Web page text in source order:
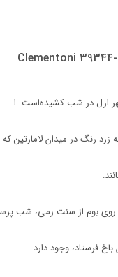
Clementoni
ارل در شب کشیده‌است. ا
رنگ در میدان
بوم از سنت رمی، شب